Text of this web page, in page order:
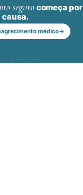
segurocomeça por
médico→
Abdalla, CRM-PR 42232